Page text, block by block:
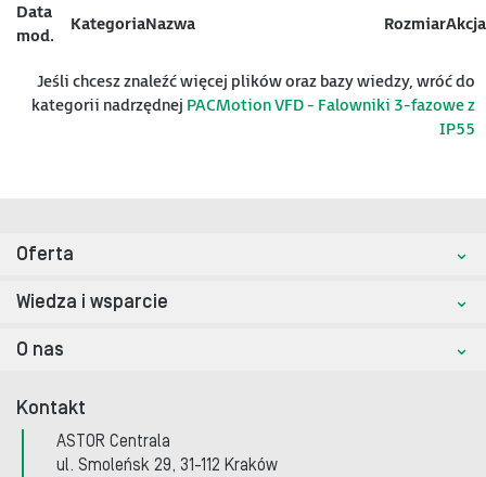
Data
mod.
KategoriaNazwa RozmiarAkcja
Jeśli chcesz znaleźć więcej plików oraz bazy wiedzy, wróć do
kategorii nadrzędnej PACMotion VFD - Falowniki 3-fazowe z
IP55
Oferta
Wiedza i wsparcie
O nas
Kontakt
ASTOR Centrala
ul. Smoleńsk 29, 31-112 Kraków